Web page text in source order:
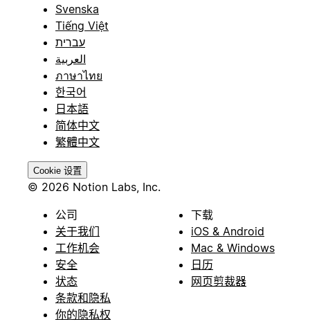
Svenska
Tiếng Việt
עברית
العربية
ภาษาไทย
한국어
日本語
简体中文
繁體中文
Cookie 设置
© 2026 Notion Labs, Inc.
公司
关于我们
工作机会
安全
状态
条款和隐私
你的隐私权
下载
iOS & Android
Mac & Windows
日历
网页剪裁器